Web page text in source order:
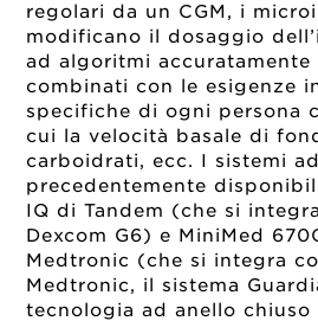
regolari da un CGM, i
modificano il dosaggio
ad algoritmi accuratamente
combinati con le esigenze
specifiche di ogni persona
cui la velocità basale di
carboidrati, ecc. I sistemi
precedentemente
IQ di Tandem (che si
Dexcom G6) e MiniMed
Medtronic (che si integra
Medtronic, il sistema
tecnologia ad anello